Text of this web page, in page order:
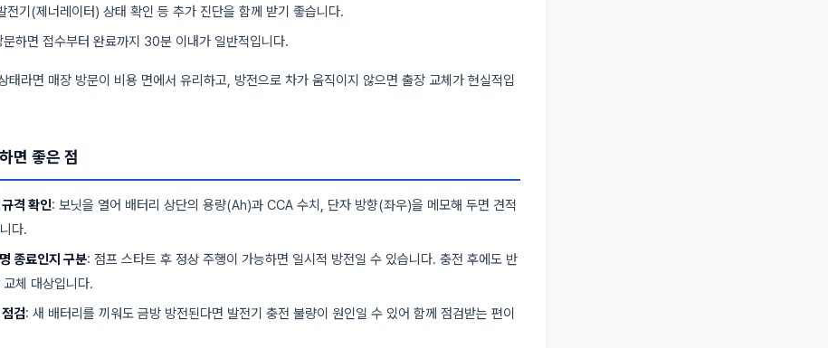
전기(제너레이터) 상태 확인 등 추가 진단을 함께 받기 좋습니다.
문하면 접수부터 완료까지 30분 이내가 일반적입니다.
태라면 매장 방문이 비용 면에서 유리하고, 방전으로 차가 움직이지 않으면 출장 교체가 현실적입
면 좋은 점
격 확인: 보닛을 열어 배터리 상단의 용량(Ah)과 CCA 수치, 단자 방향(좌우)을 메모해 두면 견적
다.
종료인지 구분: 점프 스타트 후 정상 주행이 가능하면 일시적 방전일 수 있습니다. 충전 후에도 반
체 대상입니다.
검: 새 배터리를 끼워도 금방 방전된다면 발전기 충전 불량이 원인일 수 있어 함께 점검받는 편이